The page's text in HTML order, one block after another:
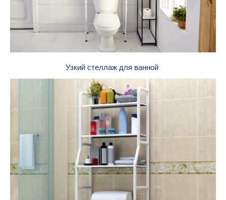
Узкий стеллаж для ванной